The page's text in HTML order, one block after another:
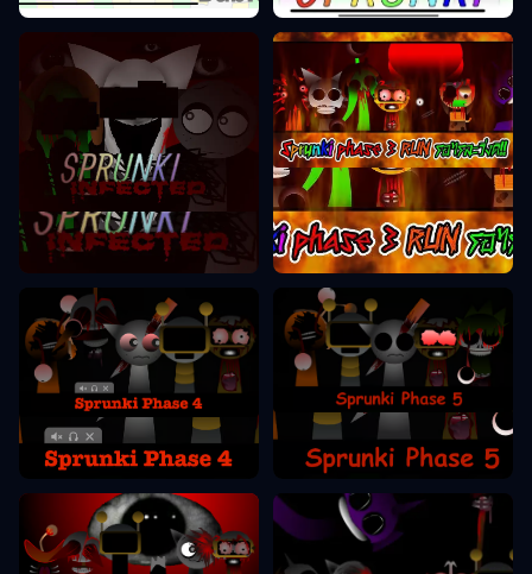
Sprunkiフェーズ2
Sprunkiフェーズ3
Sprunkiフェーズ4 Sprunkiフェーズ5